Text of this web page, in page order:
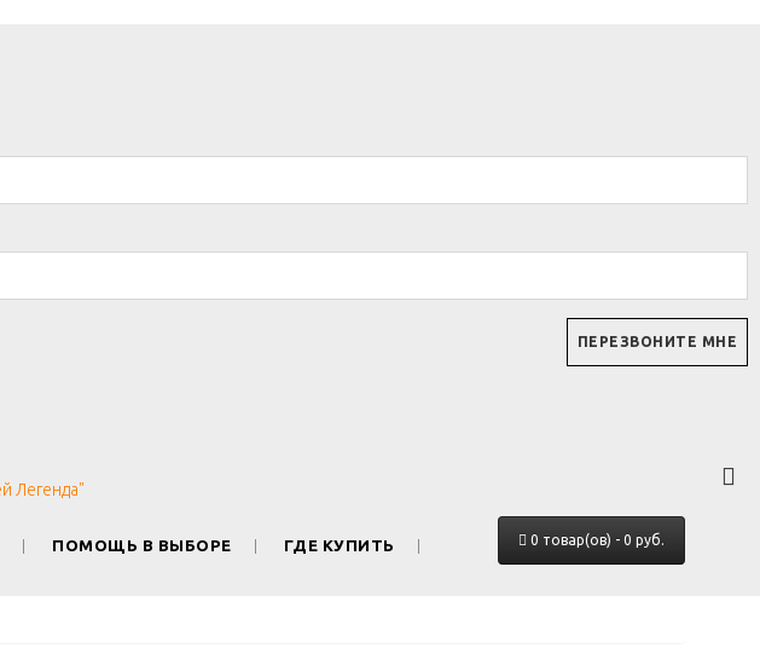
ПОМОЩЬ В ВЫБОРЕ ГДЕ КУПИТЬ 0 товар(ов) - 0 руб.